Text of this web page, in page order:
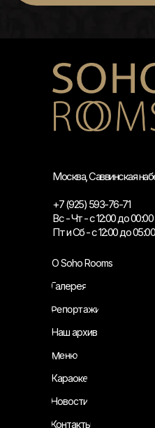
Москва, Саввинская
+7 (925) 593-76-71
Вс - Чт - с 12:00 до 00:00
Пт и Сб - с 12:00 до 05:00
О Soho Rooms
Галерея
Репортажи
Наш архив
Меню
Караоке
Новости
Контакты